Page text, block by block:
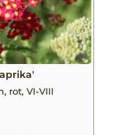
rot, VI-VIII